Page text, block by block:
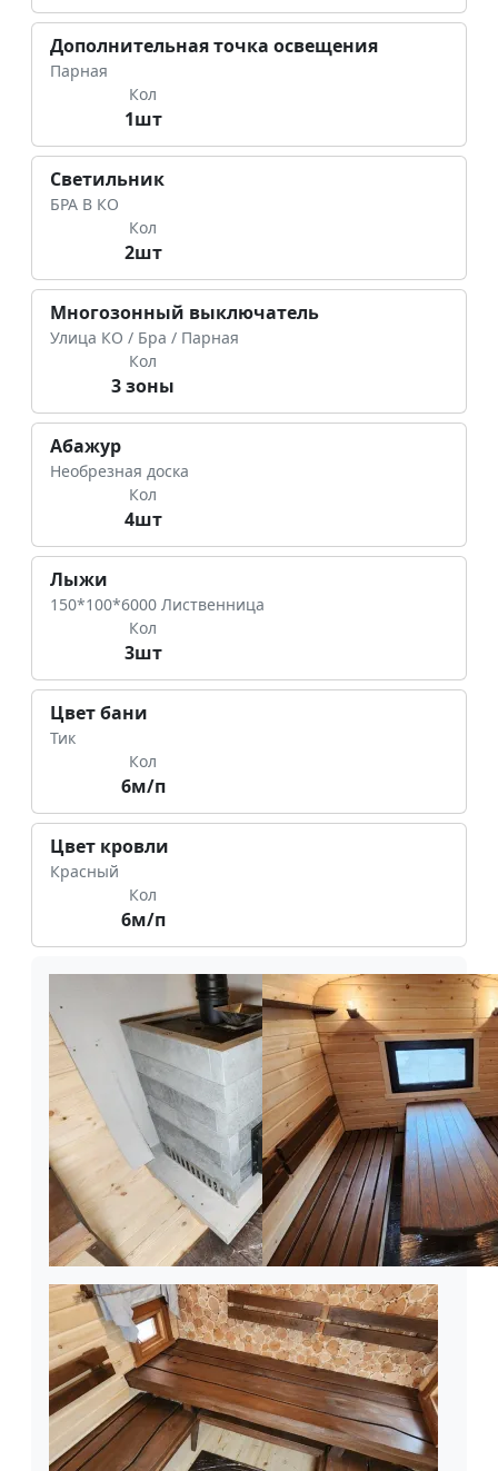
Дополнительная точка освещения
Парная
Кол
1шт
Светильник
БРА В КО
Кол
2шт
Многозонный выключатель
Улица КО / Бра / Парная
Кол
3 зоны
Абажур
Необрезная доска
Кол
4шт
Лыжи
150*100*6000 Лиственница
Кол
3шт
Цвет бани
Тик
Кол
6м/п
Цвет кровли
Красный
Кол
6м/п